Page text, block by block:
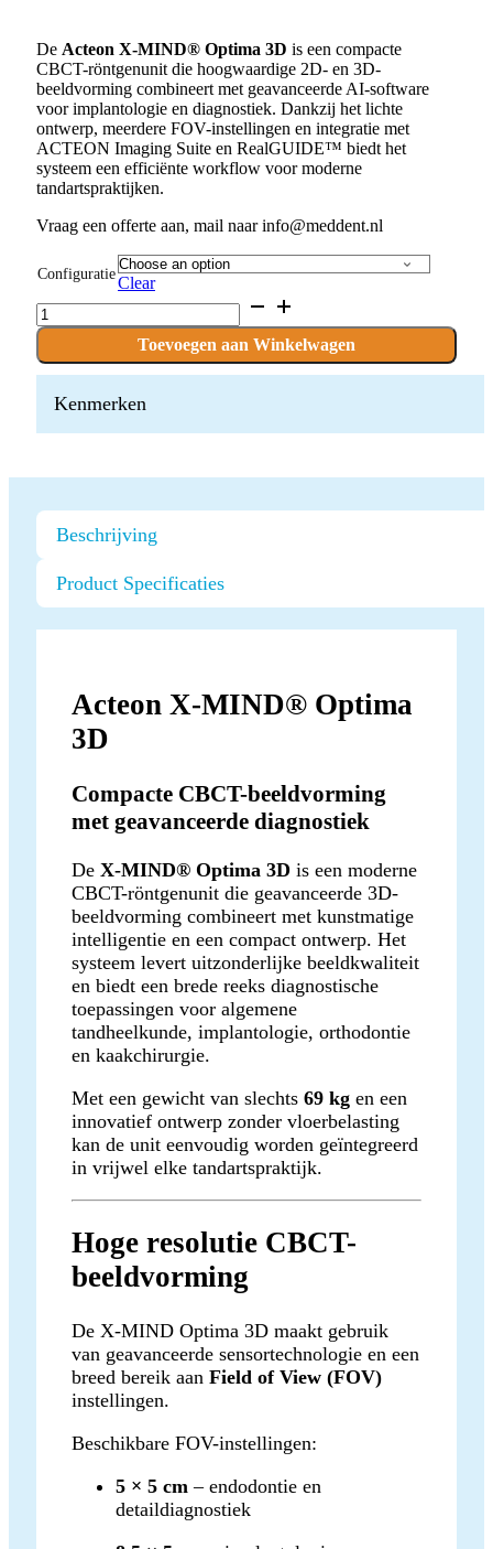
De Acteon X-MIND® Optima 3D is een compacte
CBCT-röntgenunit die hoogwaardige 2D- en 3D-
beeldvorming combineert met geavanceerde AI-software
voor implantologie en diagnostiek. Dankzij het lichte
ontwerp, meerdere FOV-instellingen en integratie met
ACTEON Imaging Suite en RealGUIDE™ biedt het
systeem een efficiënte workflow voor moderne
tandartspraktijken.
Vraag een offerte aan, mail naar info@meddent.nl
ConfiguratieClear
Acteon
X-
Optima
3D
CBCT
Toevoegen aan Winkelwagen
Kenmerken
Beschrijving
Product Specificaties
Acteon X-MIND® Optima
3D
Compacte CBCT-beeldvorming
met geavanceerde diagnostiek
De X-MIND® Optima 3D is een moderne
CBCT-röntgenunit die geavanceerde 3D-
beeldvorming combineert met kunstmatige
intelligentie en een compact ontwerp. Het
systeem levert uitzonderlijke beeldkwaliteit
en biedt een brede reeks diagnostische
toepassingen voor algemene
tandheelkunde, implantologie, orthodontie
en kaakchirurgie.
Met een gewicht van slechts 69 kg en een
innovatief ontwerp zonder vloerbelasting
kan de unit eenvoudig worden geïntegreerd
in vrijwel elke tandartspraktijk.
Hoge resolutie CBCT-
beeldvorming
De X-MIND Optima 3D maakt gebruik
van geavanceerde sensortechnologie en een
breed bereik aan Field of View (FOV)
instellingen.
Beschikbare FOV-instellingen:
5 × 5 cm – endodontie en
detaildiagnostiek